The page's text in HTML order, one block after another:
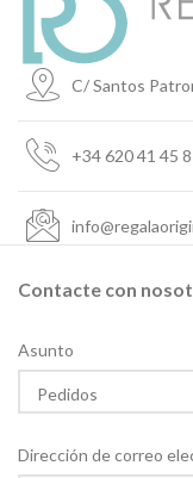
C/ Santos
+34 620 41 45
Contacte con
Asunto
Dirección de correo